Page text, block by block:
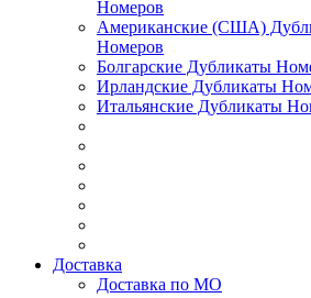
Номеров
Американские (США)
Номеров
Болгарские Дубликаты
Ирландские Дубликаты
Итальянские Дубликаты
Доставка
Доставка по МО